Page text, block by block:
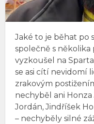
Jaké to je běhat po
společně s několika
vyzkoušel na
se asi cítí nevidomí
zrakovým
nechyběl ani
Jordán, Jindříšek
– nechyběly silné